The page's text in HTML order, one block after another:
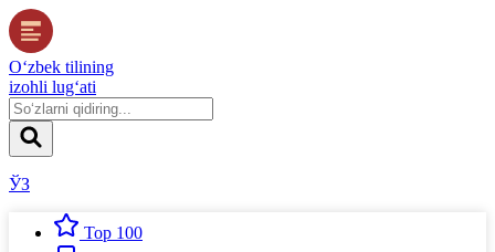
O‘zbek tilining
izohli lug‘ati
ЎЗ
Top 100